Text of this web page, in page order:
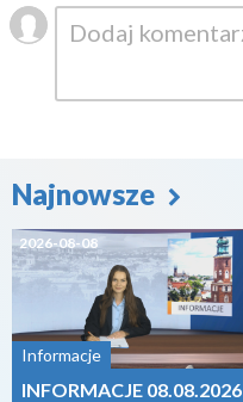
Najnowsze
2026-08-08
Informacje
INFORMACJE 08.08.2026